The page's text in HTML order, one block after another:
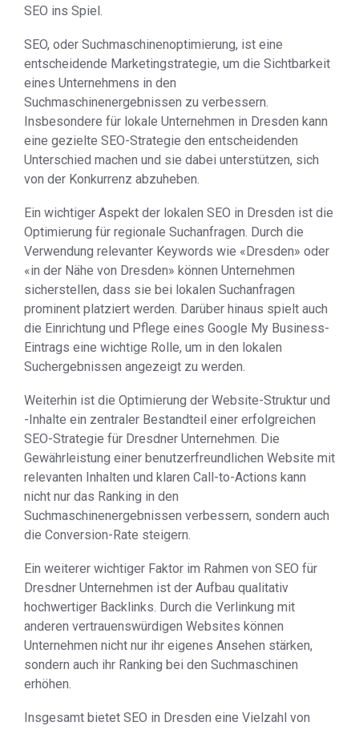
SEO ins Spiel.
SEO, oder Suchmaschinenoptimierung, ist eine
entscheidende Marketingstrategie, um die Sichtbarkeit
eines Unternehmens in den
Suchmaschinenergebnissen zu verbessern.
Insbesondere für lokale Unternehmen in Dresden kann
eine gezielte SEO-Strategie den entscheidenden
Unterschied machen und sie dabei unterstützen, sich
von der Konkurrenz abzuheben.
Ein wichtiger Aspekt der lokalen SEO in Dresden ist die
Optimierung für regionale Suchanfragen. Durch die
Verwendung relevanter Keywords wie «Dresden» oder
«in der Nähe von Dresden» können Unternehmen
sicherstellen, dass sie bei lokalen Suchanfragen
prominent platziert werden. Darüber hinaus spielt auch
die Einrichtung und Pflege eines Google My Business-
Eintrags eine wichtige Rolle, um in den lokalen
Suchergebnissen angezeigt zu werden.
Weiterhin ist die Optimierung der Website-Struktur und
-Inhalte ein zentraler Bestandteil einer erfolgreichen
SEO-Strategie für Dresdner Unternehmen. Die
Gewährleistung einer benutzerfreundlichen Website mit
relevanten Inhalten und klaren Call-to-Actions kann
nicht nur das Ranking in den
Suchmaschinenergebnissen verbessern, sondern auch
die Conversion-Rate steigern.
Ein weiterer wichtiger Faktor im Rahmen von SEO für
Dresdner Unternehmen ist der Aufbau qualitativ
hochwertiger Backlinks. Durch die Verlinkung mit
anderen vertrauenswürdigen Websites können
Unternehmen nicht nur ihr eigenes Ansehen stärken,
sondern auch ihr Ranking bei den Suchmaschinen
erhöhen.
Insgesamt bietet SEO in Dresden eine Vielzahl von